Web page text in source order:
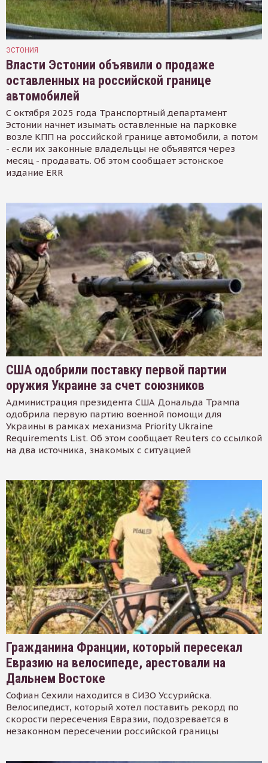
ЭСТОНИЯ
Власти Эстонии объявили о продаже
оставленных на российской границе
автомобилей
С октября 2025 года Транспортный департамент
Эстонии начнет изымать оставленные на парковке
возле КПП на российской границе автомобили, а потом
- если их законные владельцы не объявятся через
месяц - продавать. Об этом сообщает эстонское
издание ERR
США одобрили поставку первой партии
оружия Украине за счет союзников
Администрация президента США Дональда Трампа
одобрила первую партию военной помощи для
Украины в рамках механизма Priority Ukraine
Requirements List. Об этом сообщает Reuters со ссылкой
на два источника, знакомых с ситуацией
Гражданина Франции, который пересекал
Евразию на велосипеде, арестовали на
Дальнем Востоке
Софиан Сехили находится в СИЗО Уссурийска.
Велосипедист, который хотел поставить рекорд по
скорости пересечения Евразии, подозревается в
незаконном пересечении российской границы